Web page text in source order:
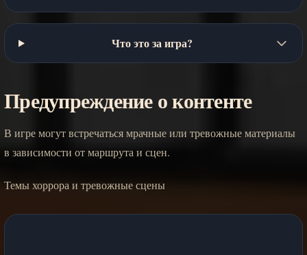
Что это за игра?
Предупреждение о контенте
В игре могут встречаться мрачные или тревожные материалы
в зависимости от маршрута и сцен.
Темы хоррора и тревожные сцены